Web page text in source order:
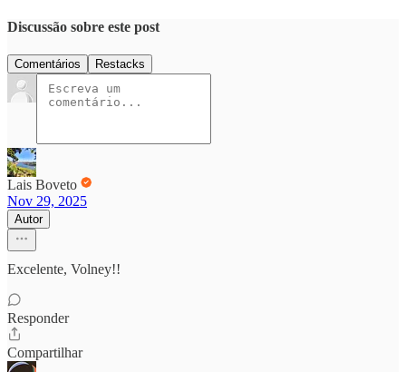
Discussão sobre este post
Comentários Restacks
Lais Boveto
Nov 29, 2025
Autor
Excelente, Volney!!
Responder
Compartilhar